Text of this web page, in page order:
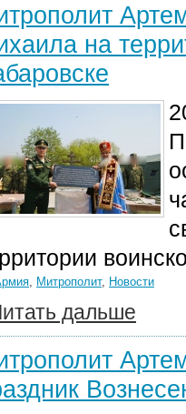
на
, Митрополит, Новости
дальше